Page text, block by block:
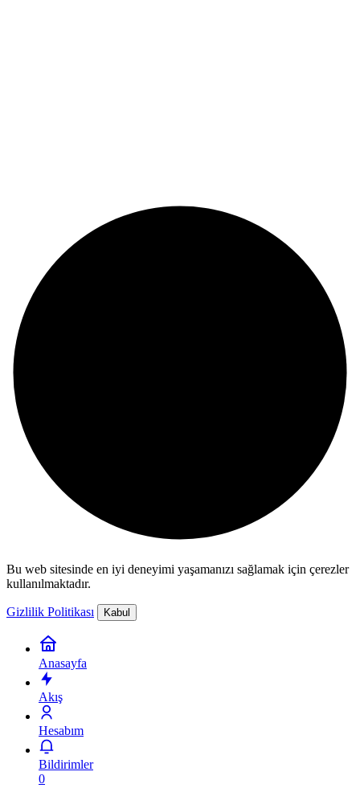
Bu web sitesinde en iyi deneyimi yaşamanızı sağlamak için çerezler
kullanılmaktadır.
Gizlilik Politikası Kabul
Anasayfa
Akış
Hesabım
Bildirimler
0